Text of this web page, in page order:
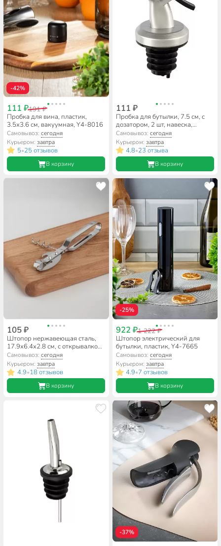
-42%
111 ₽191 ₽
Пробка для вина, пластик,
3.5х3.6 см, вакуумная, Y4-8016
Самовывоз:сегодня
Курьером:завтра
5•25 отзывов
В корзину
111 ₽
Пробка для бутылки, 7.5 см, с
дозатором, 2 шт, навеска,
Mallony, Oliva, 985988
Самовывоз: сегодня
Курьером: завтра
4.8•23 отзыва
В корзину
105 ₽
Штопор нержавеющая сталь,
17.9х6.4х2.8 см, с открывалкой
для консервов, навеска, Vetta,
882-145
Самовывоз:сегодня
Курьером:завтра
4.9•18 отзывов
В корзину
-25%
922 ₽1 222 ₽
Штопор электрический для
бутылки, пластик, Y4-7665
Самовывоз: сегодня
Курьером: завтра
4.9•7 отзывов
В корзину
-37%